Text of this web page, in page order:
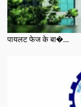
पायलट फेज के बा�...